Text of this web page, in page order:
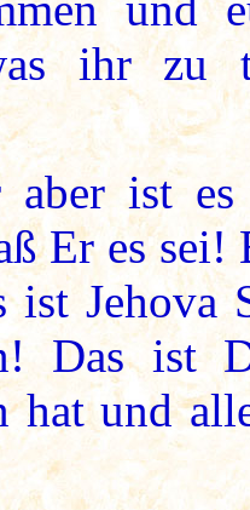
ihr zu
aber ist
Er es sei!
ist Jehova
Das ist
hat und